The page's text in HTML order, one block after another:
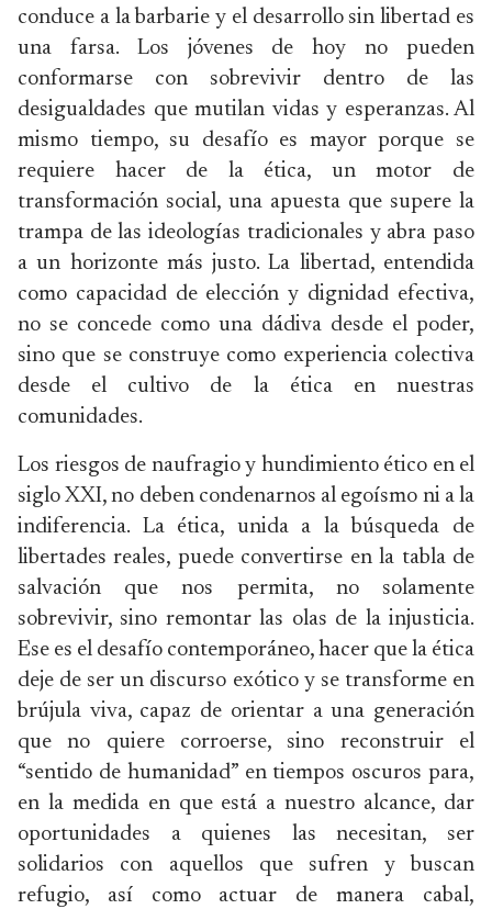
conduce a la barbarie y el desarrollo sin libertad es
una farsa. Los jóvenes de hoy no pueden
conformarse con sobrevivir dentro de las
desigualdades que mutilan vidas y esperanzas. Al
mismo tiempo, su desafío es mayor porque se
requiere hacer de la ética, un motor de
transformación social, una apuesta que supere la
trampa de las ideologías tradicionales y abra paso
a un horizonte más justo. La libertad, entendida
como capacidad de elección y dignidad efectiva,
no se concede como una dádiva desde el poder,
sino que se construye como experiencia colectiva
desde el cultivo de la ética en nuestras
comunidades.
Los riesgos de naufragio y hundimiento ético en el
siglo XXI, no deben condenarnos al egoísmo ni a la
indiferencia. La ética, unida a la búsqueda de
libertades reales, puede convertirse en la tabla de
salvación que nos permita, no solamente
sobrevivir, sino remontar las olas de la injusticia.
Ese es el desafío contemporáneo, hacer que la ética
deje de ser un discurso exótico y se transforme en
brújula viva, capaz de orientar a una generación
que no quiere corroerse, sino reconstruir el
“sentido de humanidad” en tiempos oscuros para,
en la medida en que está a nuestro alcance, dar
oportunidades a quienes las necesitan, ser
solidarios con aquellos que sufren y buscan
refugio, así como actuar de manera cabal,